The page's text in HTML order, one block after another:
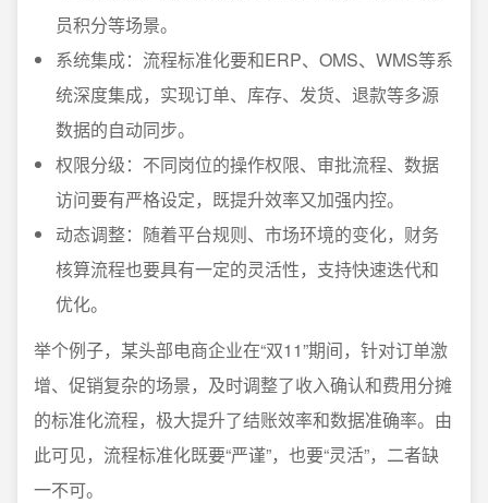
员积分等场景。
系统集成：流程标准化要和ERP、OMS、WMS等系
统深度集成，实现订单、库存、发货、退款等多源
数据的自动同步。
权限分级：不同岗位的操作权限、审批流程、数据
访问要有严格设定，既提升效率又加强内控。
动态调整：随着平台规则、市场环境的变化，财务
核算流程也要具有一定的灵活性，支持快速迭代和
优化。
举个例子，某头部电商企业在“双11”期间，针对订单激
增、促销复杂的场景，及时调整了收入确认和费用分摊
的标准化流程，极大提升了结账效率和数据准确率。由
此可见，流程标准化既要“严谨”，也要“灵活”，二者缺
一不可。